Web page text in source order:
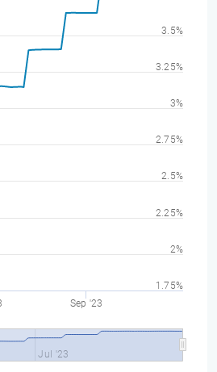
Sep '23
Jul '23
1.75%
2%
2.25%
2.5%
2.75%
3%
3.25%
3.5%